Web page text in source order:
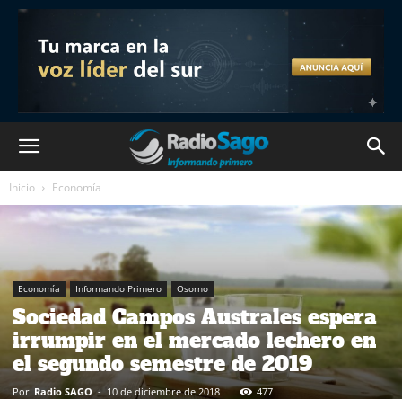
Inicio Economía
Economía Informando Primero Osorno
Sociedad Campos Australes espera
irrumpir en el mercado lechero en
el segundo semestre de 2019
Por Radio SAGO - 10 de diciembre de 2018 477